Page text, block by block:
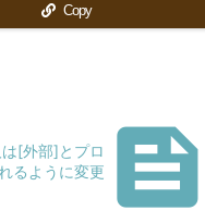
Copy

[外部]とプロ
るように変更